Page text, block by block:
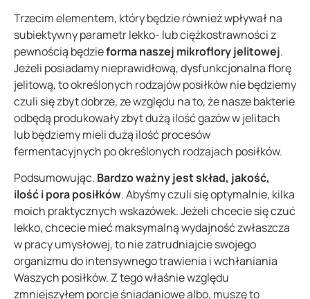
Trzecim elementem, który będzie również wpływał na
subiektywny parametr lekko- lub ciężkostrawności z
pewnością będzieforma naszej mikroflory jelitowej.
Jeżeli posiadamy nieprawidłową, dysfunkcjonalna florę
jelitową, to określonych rodzajów posiłków nie będziemy
czuli się zbyt dobrze, ze względu na to, że nasze bakterie
odbędą produkowały zbyt dużą ilość gazów w jelitach
lub będziemy mieli dużą ilość procesów
fermentacyjnych po określonych rodzajach posiłków.
Podsumowując. Bardzo ważny jest skład, jakość,
ilość i pora posiłków. Abyśmy czuli się optymalnie, kilka
moich praktycznych wskazówek. Jeżeli chcecie się czuć
lekko, chcecie mieć maksymalną wydajność zwłaszcza
w pracy umysłowej, to nie zatrudniajcie swojego
organizmu do intensywnego trawienia i wchłaniania
Waszych posiłków. Z tego właśnie względu
zmniejszyłem porcje śniadaniowe albo, muszę to